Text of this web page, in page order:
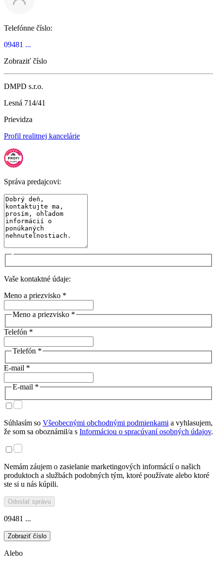
Telefónne číslo:
09481 ...
Zobraziť číslo
DMPD s.r.o.
Lesná 714/41
Prievidza
Profil realitnej kancelárie
Správa predajcovi:
Vaše kontaktné údaje:
Meno a priezvisko *
Meno a priezvisko *
Telefón *
Telefón *
E-mail *
E-mail *
Súhlasím so Všeobecnými obchodnými podmienkami a vyhlasujem,
že som sa oboznámil/a s Informáciou o spracúvaní osobných údajov.
Nemám záujem o zasielanie marketingových informácií o našich
produktoch a službách podobných tým, ktoré používate alebo ktoré
ste si u nás kúpili.
Odoslať správu
09481 ...
Zobraziť číslo
Alebo